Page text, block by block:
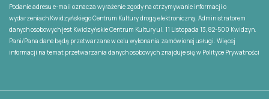
Podanie adresu e-mail oznacza wyrażenie zgody na otrzymywanie informacji o
wydarzeniach Kwidzyńskiego Centrum Kultury drogą elektroniczną. Administratorem
danych osobowych jest Kwidzyńskie Centrum Kultury ul. 11 Listopada 13, 82-500 Kwidzyn.
Pani/Pana dane będą przetwarzane w celu wykonania zamówionej usługi. Więcej
informacji na temat przetwarzania danych osobowych znajduje się w Polityce Prywatności